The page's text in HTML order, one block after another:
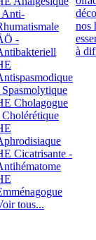
Anti-
-
Spasmolytique
Cholagogue
Cholérétique
Cicatrisante -
tous...